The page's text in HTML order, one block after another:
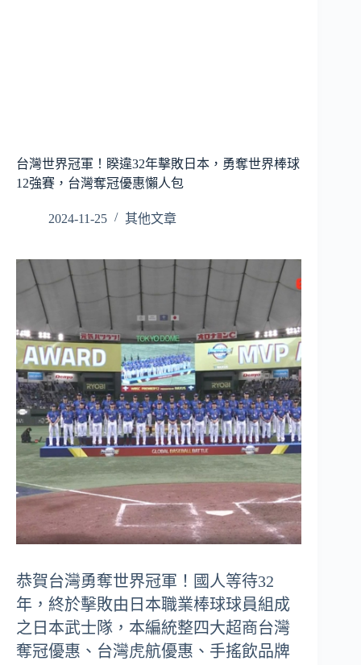
台灣世界冠軍！睽違32年擊敗日本，勇奪世界棒球
12強賽，台灣奪冠優惠懶人包
2024-11-25 其他文章
恭賀台灣勇奪世界冠軍！國人等待32
年，終於擊敗由日本職業棒球球員組成
之日本武士隊，本編統整四大超商台灣
奪冠優惠、台灣虎航優惠、手搖飲品牌